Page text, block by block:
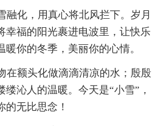
融化，用真心将北风拦下。岁月
幸福的阳光裹进电波里，让快乐
你的冬季，美丽你的心情。
在额头化做滴滴清凉的水；殷殷
沁人的温暖。今天是“小雪”，
的无比思念！